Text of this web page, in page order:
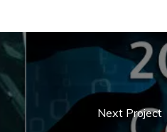
Next Project